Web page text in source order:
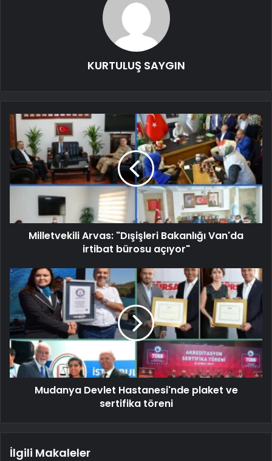
KURTULUŞ SAYGIN
Milletvekili Arvas: "Dışişleri Bakanlığı Van'da
irtibat bürosu açıyor"
Mudanya Devlet Hastanesi'nde plaket ve
sertifika töreni
İlgili Makaleler